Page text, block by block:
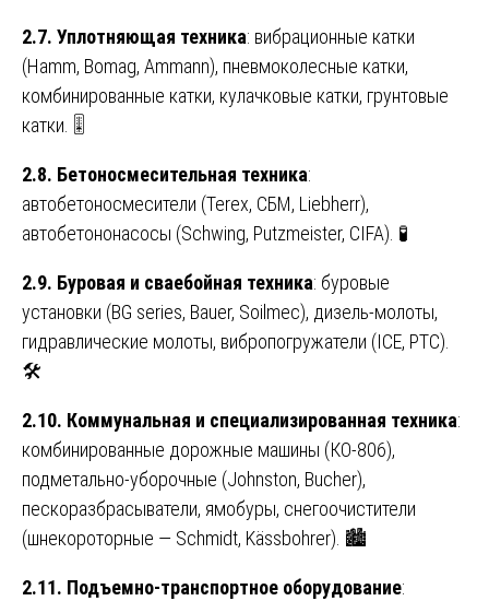
2.7. Уплотняющая техника: вибрационные катки
(Hamm, Bomag, Ammann), пневмоколесные катки,
комбинированные катки, кулачковые катки, грунтовые
катки. 🎚️
2.8. Бетоносмесительная техника:
автобетоносмесители (Terex, СБМ, Liebherr),
автобетононасосы (Schwing, Putzmeister, CIFA). 🧪
2.9. Буровая и сваебойная техника: буровые
установки (BG series, Bauer, Soilmec), дизель-молоты,
гидравлические молоты, вибропогружатели (ICE, PTC).
🛠️
2.10. Коммунальная и специализированная техника:
комбинированные дорожные машины (КО-806),
подметально-уборочные (Johnston, Bucher),
пескоразбрасыватели, ямобуры, снегоочистители
(шнекороторные — Schmidt, Kässbohrer). 🏙️
2.11. Подъемно-транспортное оборудование: